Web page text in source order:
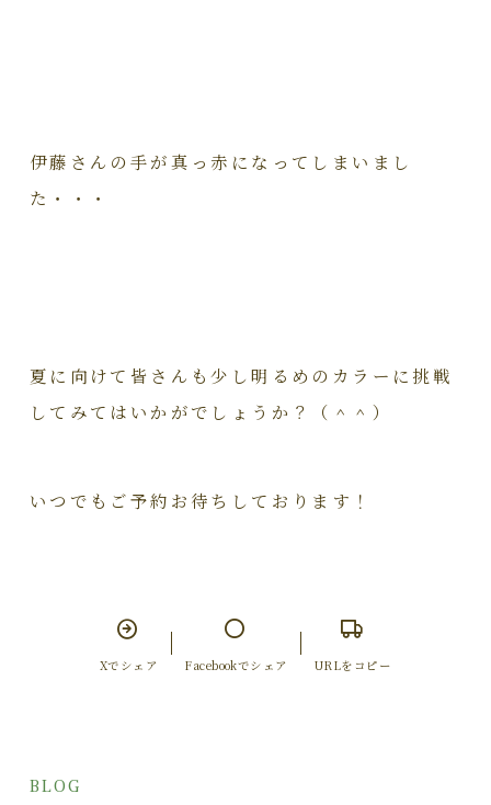
伊藤さんの手が真っ赤になってしまいまし
た・・・
夏に向けて皆さんも少し明るめのカラーに挑戦
してみてはいかがでしょうか？（＾＾）
いつでもご予約お待ちしております！
Xでシェア Facebookでシェア URLをコピー
BLOG